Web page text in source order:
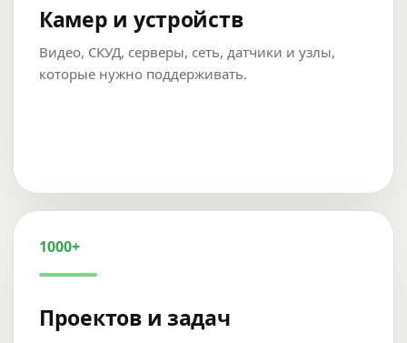
Камер и устройств
Видео, СКУД, серверы, сеть, датчики и узлы,
которые нужно поддерживать.
1000+
Проектов и задач